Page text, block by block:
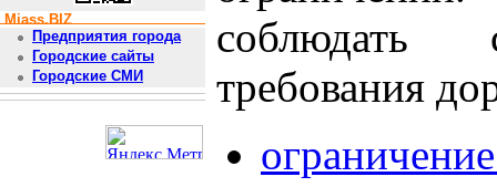
Miass.BIZ
Предприятия города
Городские сайты
Городские СМИ
требования